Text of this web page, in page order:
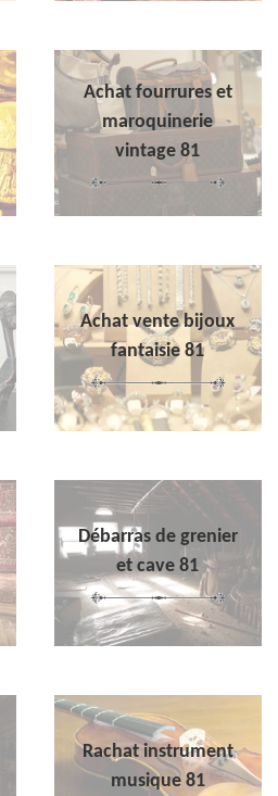
Achat fourrures et
maroquinerie
vintage 81
Achat vente bijoux
fantaisie 81
Débarras de grenier
et cave 81
Rachat instrument
musique 81